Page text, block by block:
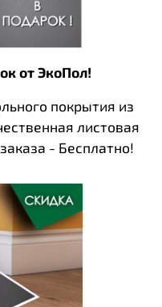
от ЭкоПол!
покрытия из
листовая
- Бесплатно!